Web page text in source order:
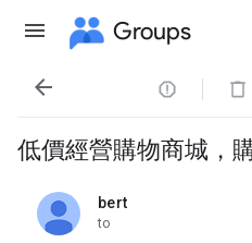
Groups

低價經營購物商城，
bert
unread,
to